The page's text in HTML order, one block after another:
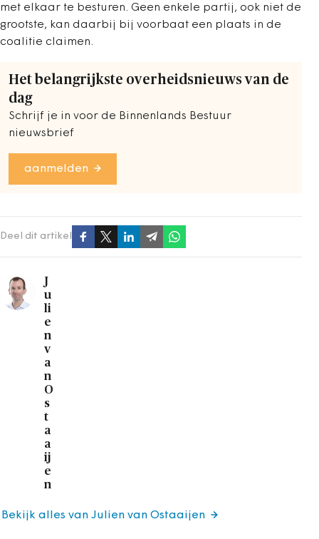
met elkaar te besturen. Geen enkele partij, ook niet de
grootste, kan daarbij bij voorbaat een plaats in de
coalitie claimen.
Het belangrijkste overheidsnieuws van de
dag
Schrijf je in voor de Binnenlands Bestuur
nieuwsbrief
aanmelden
Deel dit artikel
J
u
li
e
n
v
a
n
O
s
t
a
a
ij
e
n
Bekijk alles van Julien van Ostaaijen